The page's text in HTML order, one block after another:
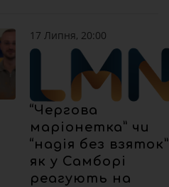
17 Липня, 20:00
“Чергова
маріонетка” чи
“надія без
як у Самборі
реагують на